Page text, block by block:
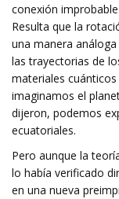
conexión
Resulta que la
una manera
las trayectorias de
materiales
imaginamos el
dijeron, podemos
ecuatoriales.
Pero aunque la
lo había verificado
en una nueva